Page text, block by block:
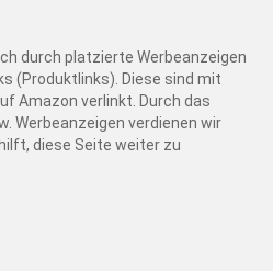
durch platzierte Werbeanzeigen
(Produktlinks). Diese sind mit
Amazon verlinkt. Durch das
Werbeanzeigen verdienen wir
diese Seite weiter zu